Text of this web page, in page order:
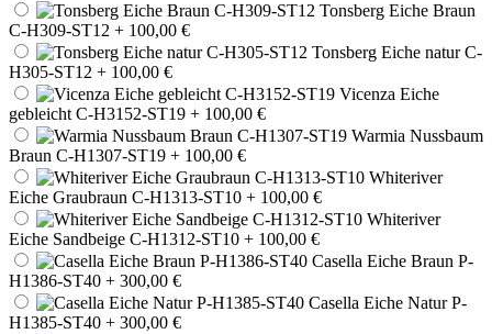
Tonsberg Eiche Braun
C-H309-ST12 + 100,00 €
Tonsberg Eiche natur C-
H305-ST12 + 100,00 €
Vicenza Eiche
gebleicht C-H3152-ST19 + 100,00 €
Warmia Nussbaum
Braun C-H1307-ST19 + 100,00 €
Whiteriver
Eiche Graubraun C-H1313-ST10 + 100,00 €
Whiteriver
Eiche Sandbeige C-H1312-ST10 + 100,00 €
Casella Eiche Braun P-
H1386-ST40 + 300,00 €
Casella Eiche Natur P-
H1385-ST40 + 300,00 €